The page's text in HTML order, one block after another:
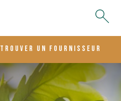
trouver un fournisseur